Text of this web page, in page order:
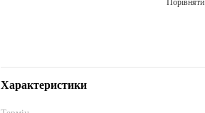
Характеристики